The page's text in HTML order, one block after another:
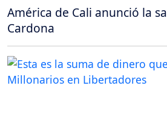
América de Cali anunció la
Cardona